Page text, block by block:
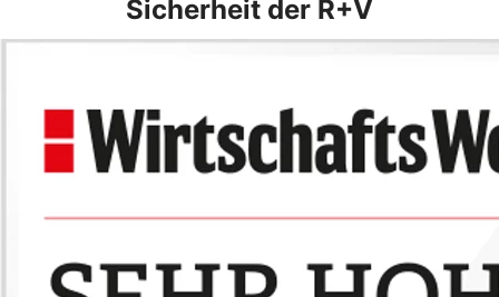
Sicherheit der R+V